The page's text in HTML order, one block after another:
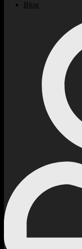
Blog